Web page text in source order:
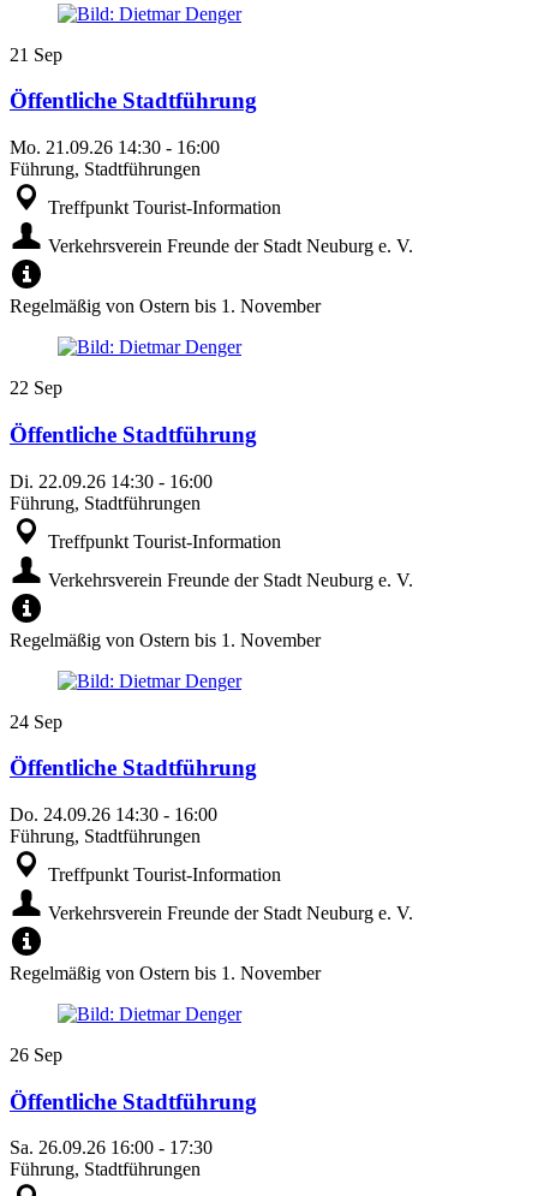
21 Sep
Öffentliche Stadtführung
Mo. 21.09.26 14:30 - 16:00
Führung, Stadtführungen
Treffpunkt Tourist-Information
Verkehrsverein Freunde der Stadt Neuburg e. V.
Regelmäßig von Ostern bis 1. November
22 Sep
Öffentliche Stadtführung
Di. 22.09.26 14:30 - 16:00
Führung, Stadtführungen
Treffpunkt Tourist-Information
Verkehrsverein Freunde der Stadt Neuburg e. V.
Regelmäßig von Ostern bis 1. November
24 Sep
Öffentliche Stadtführung
Do. 24.09.26 14:30 - 16:00
Führung, Stadtführungen
Treffpunkt Tourist-Information
Verkehrsverein Freunde der Stadt Neuburg e. V.
Regelmäßig von Ostern bis 1. November
26 Sep
Öffentliche Stadtführung
Sa. 26.09.26 16:00 - 17:30
Führung, Stadtführungen